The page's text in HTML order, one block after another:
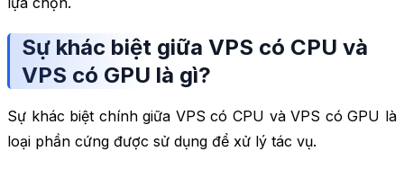
Sự khác biệt giữa VPS có CPU và
VPS có GPU là gì?
Sự khác biệt chính giữa VPS có CPU và VPS có GPU là
loại phần cứng được sử dụng để xử lý tác vụ.